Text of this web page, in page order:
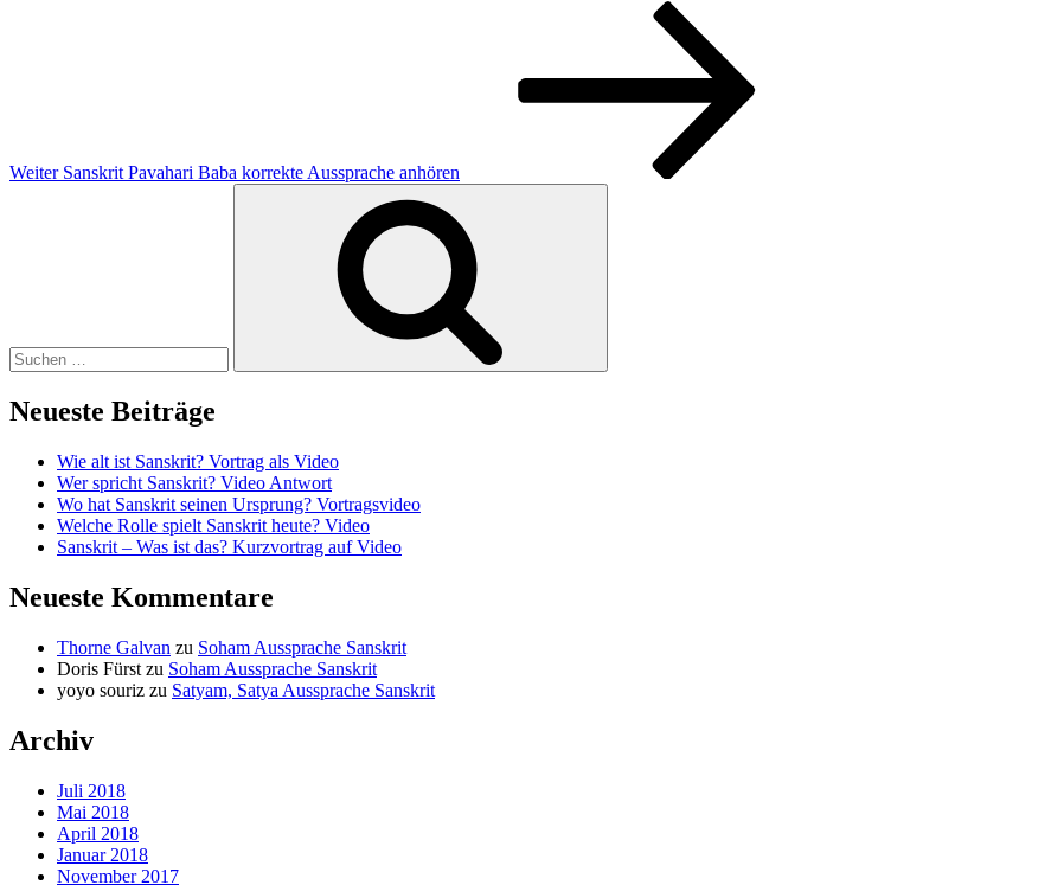
Weiter Sanskrit Pavahari Baba korrekte Aussprache anhören
Neueste Beiträge
Wie alt ist Sanskrit? Vortrag als Video
Wer spricht Sanskrit? Video Antwort
Wo hat Sanskrit seinen Ursprung? Vortragsvideo
Welche Rolle spielt Sanskrit heute? Video
Sanskrit – Was ist das? Kurzvortrag auf Video
Neueste Kommentare
Thorne Galvan zu Soham Aussprache Sanskrit
Doris Fürst zu Soham Aussprache Sanskrit
yoyo souriz zu Satyam, Satya Aussprache Sanskrit
Archiv
Juli 2018
Mai 2018
April 2018
Januar 2018
November 2017